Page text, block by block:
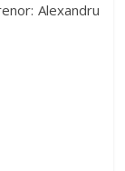
Alexandru